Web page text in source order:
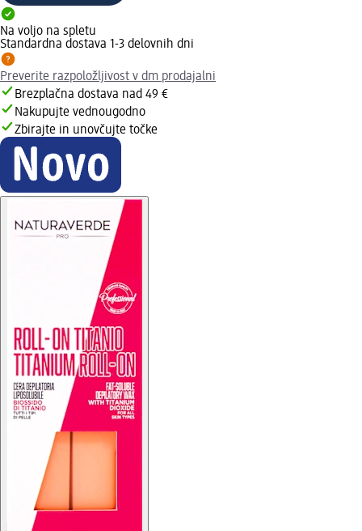
Na voljo na spletu
Standardna dostava 1-3 delovnih dni
Preverite razpoložljivost v dm prodajalni
Brezplačna dostava nad 49 €
Nakupujte vednougodno
Zbirajte in unovčujte točke